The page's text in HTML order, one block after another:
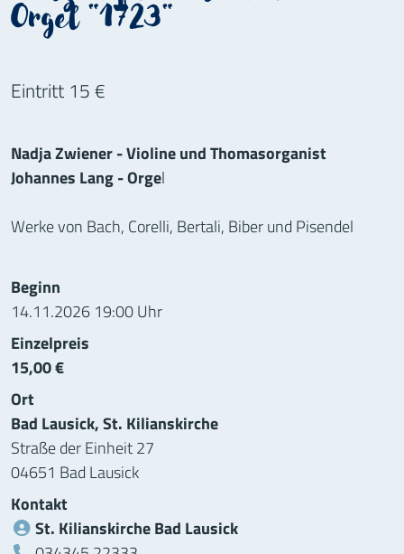
Orgel "1723"
Eintritt 15 €
Nadja Zwiener - Violine und Thomasorganist
Johannes Lang - Orgel
Werke von Bach, Corelli, Bertali, Biber und Pisendel
Informationen zur Veranstaltung
Beginn
14.11.2026 19:00 Uhr
Einzelpreis
15,00 €
Ort
Bad Lausick, St. Kilianskirche
Straße der Einheit 27
04651 Bad Lausick
Kontakt
St. Kilianskirche Bad Lausick